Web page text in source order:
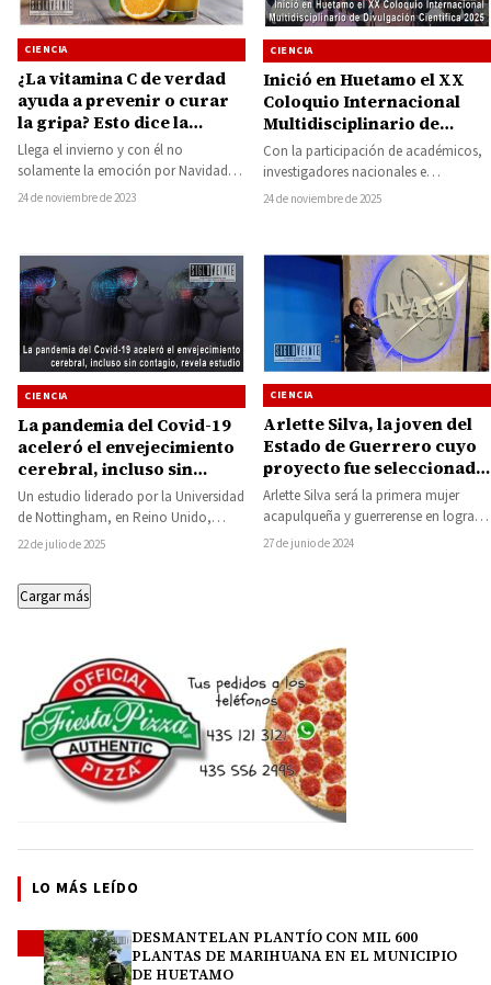
CIENCIA
¿La vitamina C de verdad
ayuda a prevenir o curar
la gripa? Esto dice la
ciencia…
Llega el invierno y con él no
solamente la emoción por Navidad,
sino también el “frío decembrino” y,
24 de noviembre de 2023
CIENCIA
Inició en Huetamo el XX
Coloquio Internacional
Multidisciplinario de
Divulgación Científica
2025
Con la participación de académicos,
investigadores nacionales e
internacionales, así como estudiantes
24 de noviembre de 2025
CIENCIA
La pandemia del Covid-19
aceleró el envejecimiento
cerebral, incluso sin
contagio, revela estudio
Un estudio liderado por la Universidad
de Nottingham, en Reino Unido,
concluyó que los cerebros de las
22 de julio de 2025
CIENCIA
Arlette Silva, la joven del
Estado de Guerrero cuyo
proyecto fue seleccionado
para una misión espacial
de la NASA
Arlette Silva será la primera mujer
acapulqueña y guerrerense en lograr
el lanzamiento de uno de sus
27 de junio de 2024
Cargar más
LO MÁS LEÍDO
DESMANTELAN PLANTÍO CON MIL 600
PLANTAS DE MARIHUANA EN EL MUNICIPIO
DE HUETAMO